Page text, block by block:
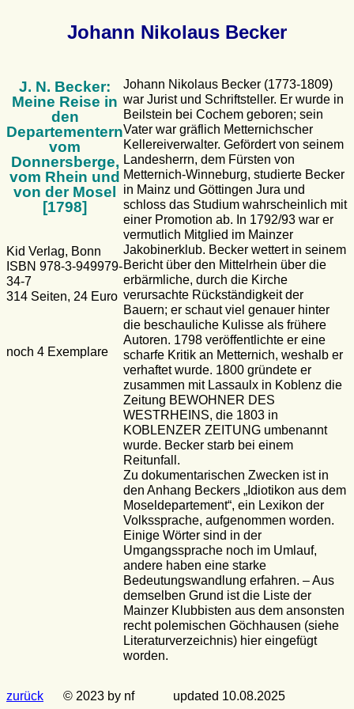
Johann Nikolaus Becker
J. N. Becker:
Meine Reise in
den
Departementern
vom
Donnersberge,
vom Rhein und
von der Mosel
[1798]
Kid Verlag, Bonn
ISBN 978-3-949979-
34-7
314 Seiten, 24 Euro
noch 4 Exemplare
Johann Nikolaus Becker (1773-1809)
war Jurist und Schriftsteller. Er wurde in
Beilstein bei Cochem geboren; sein
Vater war gräflich Metternichscher
Kellereiverwalter. Gefördert von seinem
Landesherrn, dem Fürsten von
Metternich-Winneburg, studierte Becker
in Mainz und Göttingen Jura und
schloss das Studium wahrscheinlich mit
einer Promotion ab. In 1792/93 war er
vermutlich Mitglied im Mainzer
Jakobinerklub. Becker wettert in seinem
Bericht über den Mittelrhein über die
erbärmliche, durch die Kirche
verursachte Rückständigkeit der
Bauern; er schaut viel genauer hinter
die beschauliche Kulisse als frühere
Autoren. 1798 veröffentlichte er eine
scharfe Kritik an Metternich, weshalb er
verhaftet wurde. 1800 gründete er
zusammen mit Lassaulx in Koblenz die
Zeitung BEWOHNER DES
WESTRHEINS, die 1803 in
KOBLENZER ZEITUNG umbenannt
wurde. Becker starb bei einem
Reitunfall.
Zu dokumentarischen Zwecken ist in
den Anhang Beckers „Idiotikon aus dem
Moseldepartement“, ein Lexikon der
Volkssprache, aufgenommen worden.
Einige Wörter sind in der
Umgangssprache noch im Umlauf,
andere haben eine starke
Bedeutungswandlung erfahren. – Aus
demselben Grund ist die Liste der
Mainzer Klubbisten aus dem ansonsten
recht polemischen Göchhausen (siehe
Literaturverzeichnis) hier eingefügt
worden.
zurück © 2023 by nf updated 10.08.2025